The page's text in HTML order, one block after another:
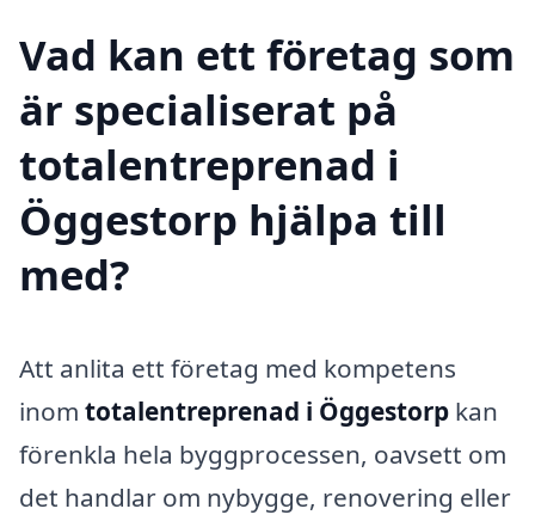
Vad kan ett företag som
är specialiserat på
totalentreprenad i
Öggestorp hjälpa till
med?
Att anlita ett företag med kompetens
inom totalentreprenad i Öggestorp kan
förenkla hela byggprocessen, oavsett om
det handlar om nybygge, renovering eller